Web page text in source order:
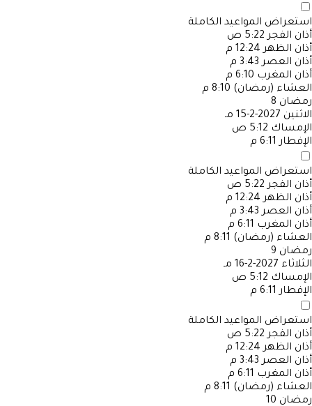
استعراض المواعيد الكاملة
أذان الفجر 5:22 ص
أذان الظهر 12:24 م
أذان العصر 3:43 م
أذان المغرب 6:10 م
العشاء (رمضان) 8:10 م
رمضان 8
الاثنين 2027-2-15 مـ
الإمساك 5:12 ص
الإفطار 6:11 م
استعراض المواعيد الكاملة
أذان الفجر 5:22 ص
أذان الظهر 12:24 م
أذان العصر 3:43 م
أذان المغرب 6:11 م
العشاء (رمضان) 8:11 م
رمضان 9
الثلاثاء 2027-2-16 مـ
الإمساك 5:12 ص
الإفطار 6:11 م
استعراض المواعيد الكاملة
أذان الفجر 5:22 ص
أذان الظهر 12:24 م
أذان العصر 3:43 م
أذان المغرب 6:11 م
العشاء (رمضان) 8:11 م
رمضان 10